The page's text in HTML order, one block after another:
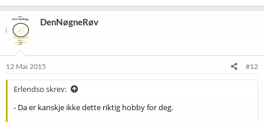
DenNøgneRøv
12 Mai 2015 #12
Erlendso skrev:
- Da er kanskje ikke dette riktig hobby for deg.